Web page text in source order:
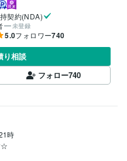
契約(NDA)
未登録
5.0フォロワー740
り相談
フォロー740
時
☆